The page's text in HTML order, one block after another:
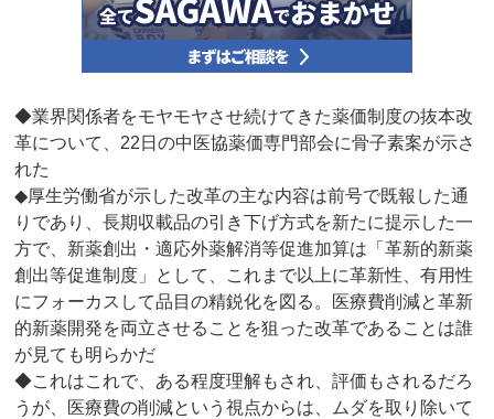
◆業界関係者をモヤモヤさせ続けてきた薬価制度の抜本改
革について、22日の中医協薬価専門部会に骨子素案が示さ
れた
◆厚生労働省が示した改革の主な内容は前号で既報した通
りであり、長期収載品の引き下げ方式を新たに提示した一
方で、新薬創出・適応外薬解消等促進加算は「革新的新薬
創出等促進制度」として、これまで以上に革新性、有用性
にフォーカスして品目の精鋭化を図る。医療費削減と革新
的新薬開発を両立させることを狙った改革であることは誰
が見ても明らかだ
◆これはこれで、ある程度理解もされ、評価もされるだろ
うが、医療費の削減という視点からは、ムダを取り除いて